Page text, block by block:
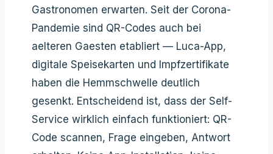
Gastronomen erwarten. Seit der Corona-
Pandemie sind QR-Codes auch bei
aelteren Gaesten etabliert — Luca-App,
digitale Speisekarten und Impfzertifikate
haben die Hemmschwelle deutlich
gesenkt. Entscheidend ist, dass der Self-
Service wirklich einfach funktioniert: QR-
Code scannen, Frage eingeben, Antwort